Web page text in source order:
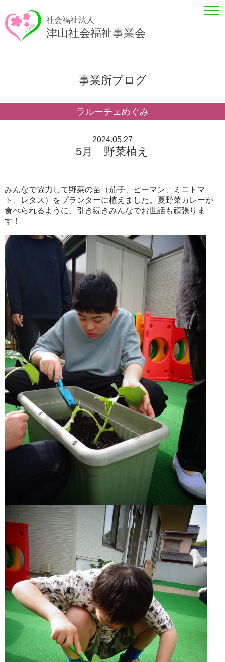
社会福祉法人
津山社会福祉事業会
事業所ブログ
ラルーチェめぐみ
2024.05.27
5月 野菜植え
みんなで協力して野菜の苗（茄子、ピーマン、ミニトマ
ト、レタス）をプランターに植えました。夏野菜カレーが
食べられるように、引き続きみんなでお世話も頑張りま
す！